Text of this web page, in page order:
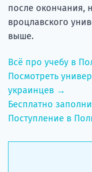
после окончания,
вроцлавского
выше.
Всё про учебу в
Посмотреть
украинцев →
Бесплатно
Поступление в